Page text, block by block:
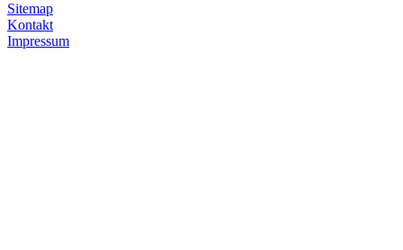
Sitemap
Kontakt
Impressum